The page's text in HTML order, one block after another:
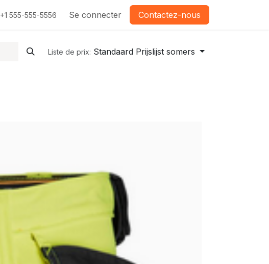
+1 555-555-5556 Se connecter Contactez-nous
Liste de prix: Standaard Prijslijst somers